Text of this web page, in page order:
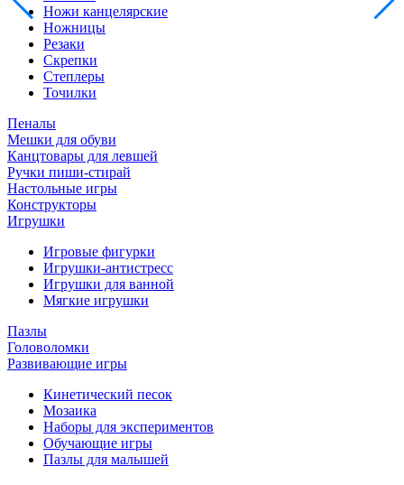
Ножи канцелярские
Ножницы
Резаки
Скрепки
Степлеры
Точилки
Пеналы
Мешки для обуви
Канцтовары для левшей
Ручки пиши-стирай
Настольные игры
Конструкторы
Игрушки
Игровые фигурки
Игрушки-антистресс
Игрушки для ванной
Мягкие игрушки
Пазлы
Головоломки
Развивающие игры
Кинетический песок
Мозаика
Наборы для экспериментов
Обучающие игры
Пазлы для малышей